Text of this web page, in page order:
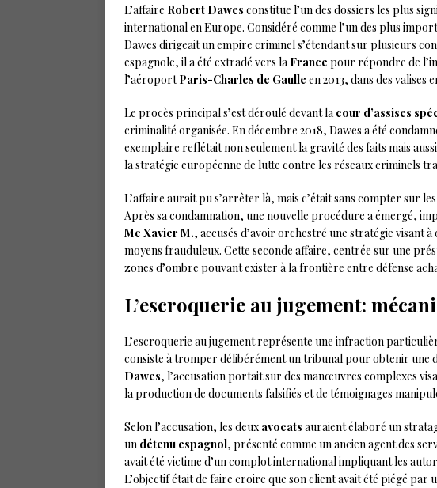
L’affaire Robert Dawes constitue l’un des dossiers les plus
international en Europe. Considéré comme l’un des plus
Dawes dirigeait un empire criminel s’étendant sur plusieurs
espagnole, il a été extradé vers la France pour répondre de
l’aéroportParis-Charles de Gaulle en 2013, dans des valises
Le procès principal s’est déroulé devant la cour d’assises
criminalité organisée. En décembre 2018, Dawes a été
exemplaire reflétait non seulement la gravité des faits mais
la stratégie européenne de lutte contre les réseaux criminels
L’affaire aurait pu s’arrêter là, mais c’était sans compter sur
Après sa condamnation, une nouvelle procédure a émergé,
Me Xavier M., accusés d’avoir orchestré une stratégie visant
moyens frauduleux. Cette seconde affaire, centrée sur une
zones d’ombre pouvant exister à la frontière entre défense
L’escroquerie au jugement:
L’escroquerie au jugement représente une infraction
consiste à tromper délibérément un tribunal pour obtenir une
Dawes, l’accusation portait sur des manœuvres complexes
la production de documents falsifiés et de témoignages
Selon l’accusation, les deux avocats auraient élaboré un
un détenu espagnol, présenté comme un ancien agent des
avait été victime d’un complot international impliquant les
L’objectif était de faire croire que son client avait été piégé